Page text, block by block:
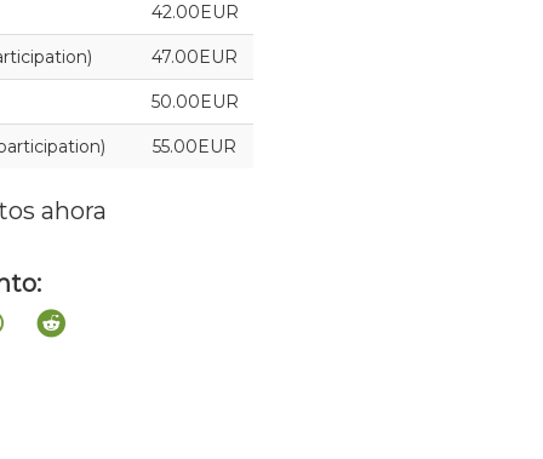
42.00EUR
47.00EUR
50.00EUR
55.00EUR
ahora